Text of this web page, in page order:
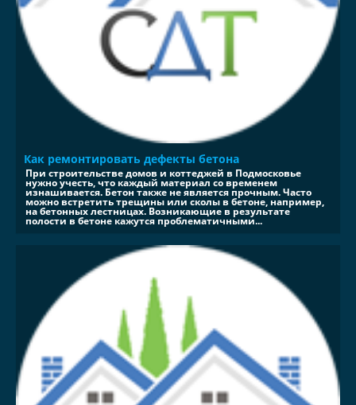
Как ремонтировать дефекты бетона
При строительстве домов и коттеджей в Подмосковье
нужно учесть, что каждый материал со временем
изнашивается. Бетон также не является прочным. Часто
можно встретить трещины или сколы в бетоне, например,
на бетонных лестницах. Возникающие в результате
полости в бетоне кажутся проблематичными...